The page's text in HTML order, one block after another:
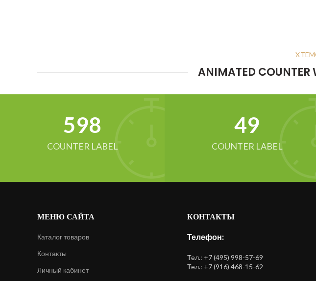
ANIMATED
634
COUNTER LABEL
52
COUNTER LABEL
МЕНЮ САЙТА
Каталог товаров
Контакты
Личный кабинет
КОНТАКТЫ
Телефон:
Тел.: +7 (495) 998-57-69
Тел.: +7 (916) 468-15-62